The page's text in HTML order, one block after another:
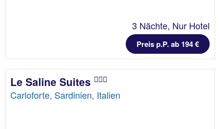
3 Nächte, Nur Hotel
Preis p.P. ab 194 €
Le Saline Suites
Carloforte, Sardinien, Italien